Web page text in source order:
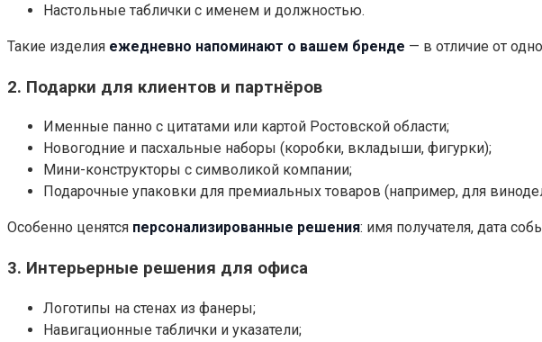
Настольные таблички с именем и должностью.
Такие изделия ежедневно напоминают о вашем бренде — в отличие от
2. Подарки для клиентов и партнёров
Именные панно с цитатами или картой Ростовской области;
Новогодние и пасхальные наборы (коробки, вкладыши, фигурки);
Мини-конструкторы с символикой компании;
Подарочные упаковки для премиальных товаров (например, для
Особенно ценятся персонализированные решения: имя получателя, дата
3. Интерьерные решения для офиса
Логотипы на стенах из фанеры;
Навигационные таблички и указатели;